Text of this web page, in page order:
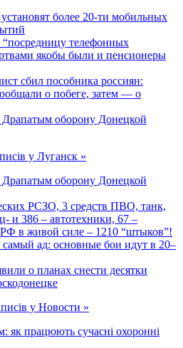
более 20-ти мобильных
телефонных
якобы были и пенсионеры
сбил пособника россиян:
о побеге, затем — о
Драпатым оборону Донецкой
у Луганск »
Драпатым оборону Донецкой
РСЗО, 3 средств ПВО, танк,
и 386 – автотехники, 67 –
в живой силе – 1210 “штыков”!
самый ад: основные бои идут в 20–
о планах снести десятки
у Новости »
як працюють сучасні охоронні